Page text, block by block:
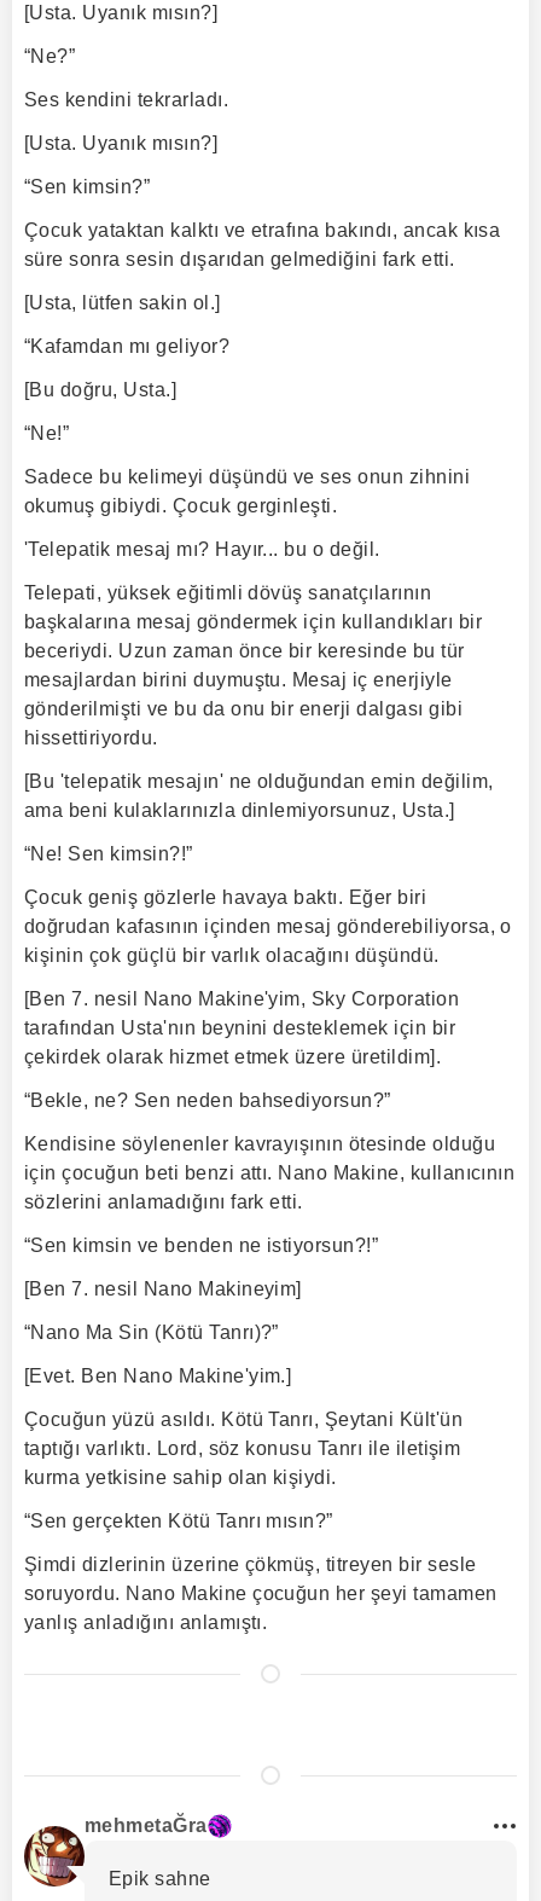
[Usta. Uyanık mısın?]
“Ne?”
Ses kendini tekrarladı.
[Usta. Uyanık mısın?]
“Sen kimsin?”
Çocuk yataktan kalktı ve etrafına bakındı, ancak kısa
süre sonra sesin dışarıdan gelmediğini fark etti.
[Usta, lütfen sakin ol.]
“Kafamdan mı geliyor?
[Bu doğru, Usta.]
“Ne!”
Sadece bu kelimeyi düşündü ve ses onun zihnini
okumuş gibiydi. Çocuk gerginleşti.
'Telepatik mesaj mı? Hayır... bu o değil.
Telepati, yüksek eğitimli dövüş sanatçılarının
başkalarına mesaj göndermek için kullandıkları bir
beceriydi. Uzun zaman önce bir keresinde bu tür
mesajlardan birini duymuştu. Mesaj iç enerjiyle
gönderilmişti ve bu da onu bir enerji dalgası gibi
hissettiriyordu.
[Bu 'telepatik mesajın' ne olduğundan emin değilim,
ama beni kulaklarınızla dinlemiyorsunuz, Usta.]
“Ne! Sen kimsin?!”
Çocuk geniş gözlerle havaya baktı. Eğer biri
doğrudan kafasının içinden mesaj gönderebiliyorsa, o
kişinin çok güçlü bir varlık olacağını düşündü.
[Ben 7. nesil Nano Makine'yim, Sky Corporation
tarafından Usta'nın beynini desteklemek için bir
çekirdek olarak hizmet etmek üzere üretildim].
“Bekle, ne? Sen neden bahsediyorsun?”
Kendisine söylenenler kavrayışının ötesinde olduğu
için çocuğun beti benzi attı. Nano Makine, kullanıcının
sözlerini anlamadığını fark etti.
“Sen kimsin ve benden ne istiyorsun?!”
[Ben 7. nesil Nano Makineyim]
“Nano Ma Sin (Kötü Tanrı)?”
[Evet. Ben Nano Makine'yim.]
Çocuğun yüzü asıldı. Kötü Tanrı, Şeytani Kült'ün
taptığı varlıktı. Lord, söz konusu Tanrı ile iletişim
kurma yetkisine sahip olan kişiydi.
“Sen gerçekten Kötü Tanrı mısın?”
Şimdi dizlerinin üzerine çökmüş, titreyen bir sesle
soruyordu. Nano Makine çocuğun her şeyi tamamen
yanlış anladığını anlamıştı.
mehmetaĞra
Epik sahne